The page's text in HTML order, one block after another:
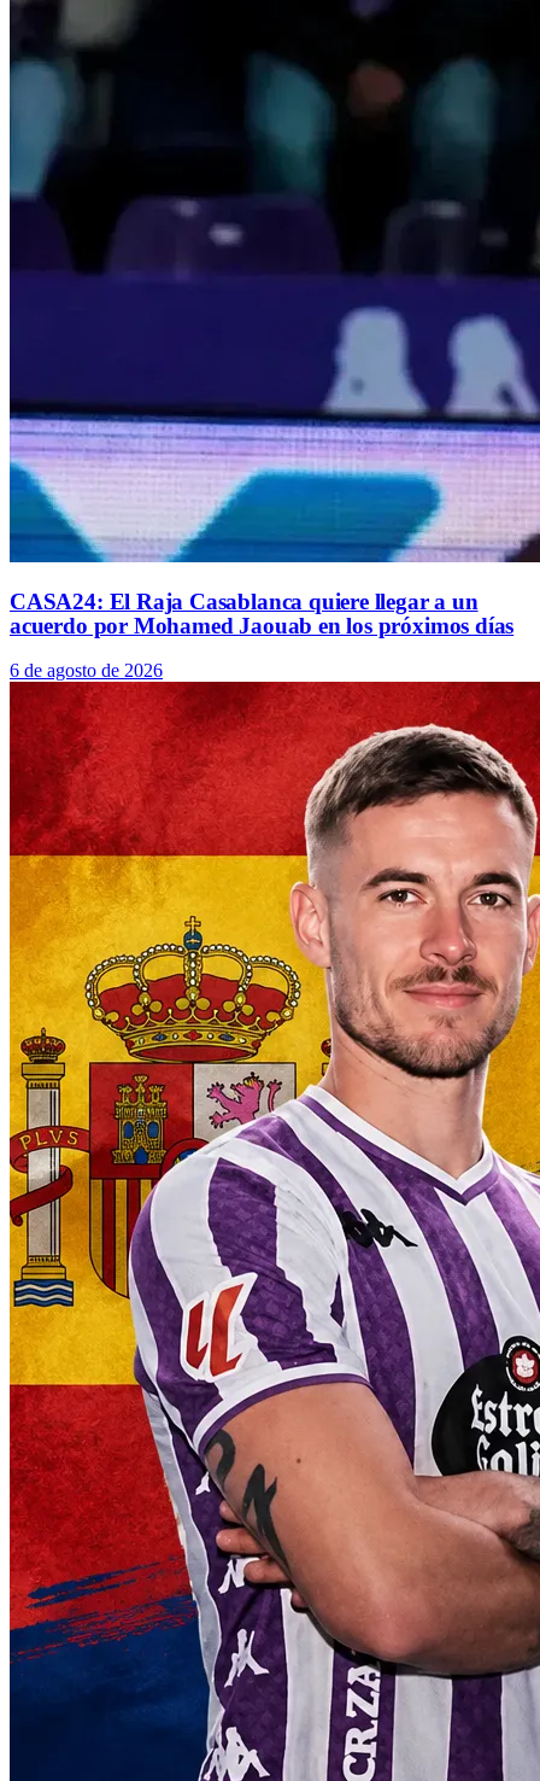
CASA24: El Raja Casablanca quiere llegar a un
acuerdo por Mohamed Jaouab en los próximos días
6 de agosto de 2026